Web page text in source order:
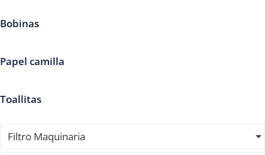
Bobinas
Papel camilla
Toallitas
Filtro Maquinaria